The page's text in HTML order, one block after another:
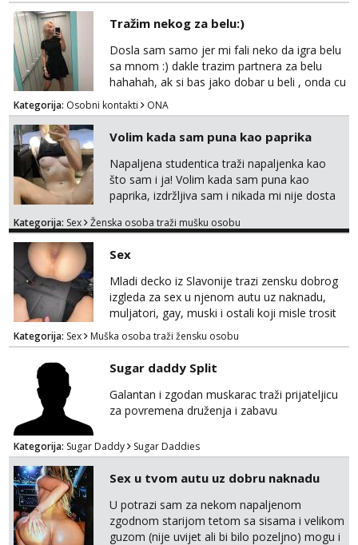
Tražim nekog za belu:)
Dosla sam samo jer mi fali neko da igra belu
sa mnom :) dakle trazim partnera za belu
hahahah, ak si bas jako dobar u beli , onda cu
razmislit za dalje Klikni na link ispod i nadji me
tamo, cekam te!
Kategorija: Osobni kontakti ONA
Volim kada sam puna kao paprika
Napaljena studentica traži napaljenka kao
što sam i ja! Volim kada sam puna kao
paprika, izdržljiva sam i nikada mi nije dosta
bilo kad i bilo gdje zato se javi što prije da
tamo, cekam te!
Kategorija: Sex Ženska osoba traži mušku osobu
Sex
Mladi decko iz Slavonije trazi zensku dobrog
izgleda za sex u njenom autu uz naknadu,
muljatori, gay, muski i ostali koji misle trosit
vrijeme na pisanje mogu zaobic oglas, ako si
slavonije i zainteresirana da te punim negdje
u mraku u tvom autu javi se na whatsapp
porukom 098 199 1895.
Kategorija: Sex Muška osoba traži žensku osobu
Sugar daddy Split
Galantan i zgodan muskarac traži prijateljicu
za povremena druženja i zabavu
Kategorija: Sugar Daddy Sugar Daddies
Sex u tvom autu uz dobru naknadu
U potrazi sam za nekom napaljenom
zgodnom starijom tetom sa sisama i velikom
guzom (nije uvijet ali bi bilo pozeljno) mogu i